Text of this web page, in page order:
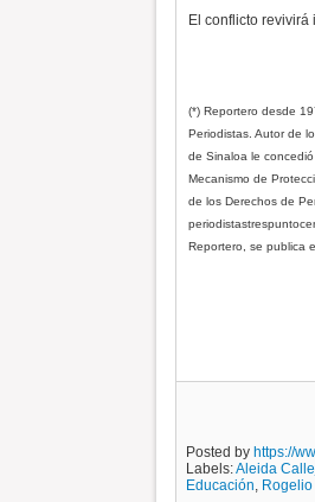
El conflicto
(*) Reportero desde
Periodistas. Autor de
de Sinaloa le
Mecanismo de
de los Derechos de
Reportero, se publica
Posted by https://
Labels:Aleida
Educación,